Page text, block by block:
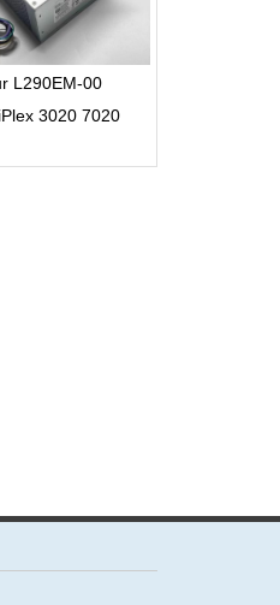
L290EM-00
3020 7020